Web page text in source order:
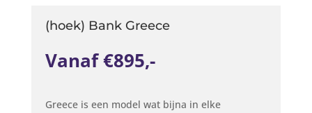
(hoek) Bank Greece
Vanaf €895,-
Greece is een model wat bijna in elke